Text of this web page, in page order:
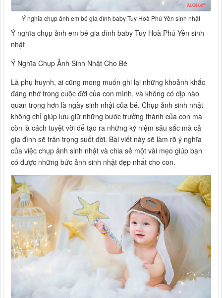
Ý nghĩa chụp ảnh em bé gia đình baby Tuy Hoà Phú Yên sinh nhật
Ý nghĩa chụp ảnh em bé gia đình baby Tuy Hoà Phú Yên sinh
nhật
Ý Nghĩa Chụp Ảnh Sinh Nhật Cho Bé
Là phụ huynh, ai cũng mong muốn ghi lại những khoảnh khắc
đáng nhớ trong cuộc đời của con mình, và không có dịp nào
quan trọng hơn là ngày sinh nhật của bé. Chụp ảnh sinh nhật
không chỉ giúp lưu giữ những bước trưởng thành của con mà
còn là cách tuyệt vời để tạo ra những kỷ niệm sâu sắc mà cả
gia đình sẽ trân trọng suốt đời. Bài viết này sẽ làm rõ ý nghĩa
của việc chụp ảnh sinh nhật và chia sẻ một vài mẹo giúp bạn
có được những bức ảnh sinh nhật đẹp nhất cho con.